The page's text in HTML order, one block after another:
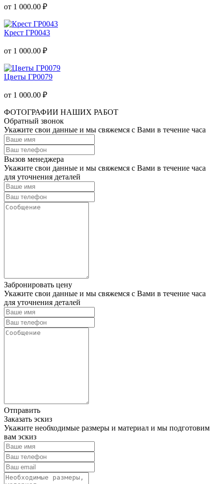
от 1 000.00 ₽
Крест ГР0043
от 1 000.00 ₽
Цветы ГР0079
от 1 000.00 ₽
ФОТОГРАФИИ НАШИХ РАБОТ
Обратный звонок
Укажите свои данные и мы свяжемся с Вами в течение часа
Вызов менеджера
Укажите свои данные и мы свяжемся с Вами в течение часа
для уточнения деталей
Забронировать цену
Укажите свои данные и мы свяжемся с Вами в течение часа
для уточнения деталей
Отправить
Заказать эскиз
Укажите необходимые размеры и материал и мы подготовим
вам эскиз